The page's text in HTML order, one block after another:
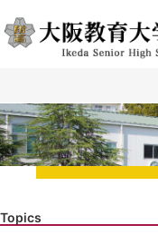
を
Topics